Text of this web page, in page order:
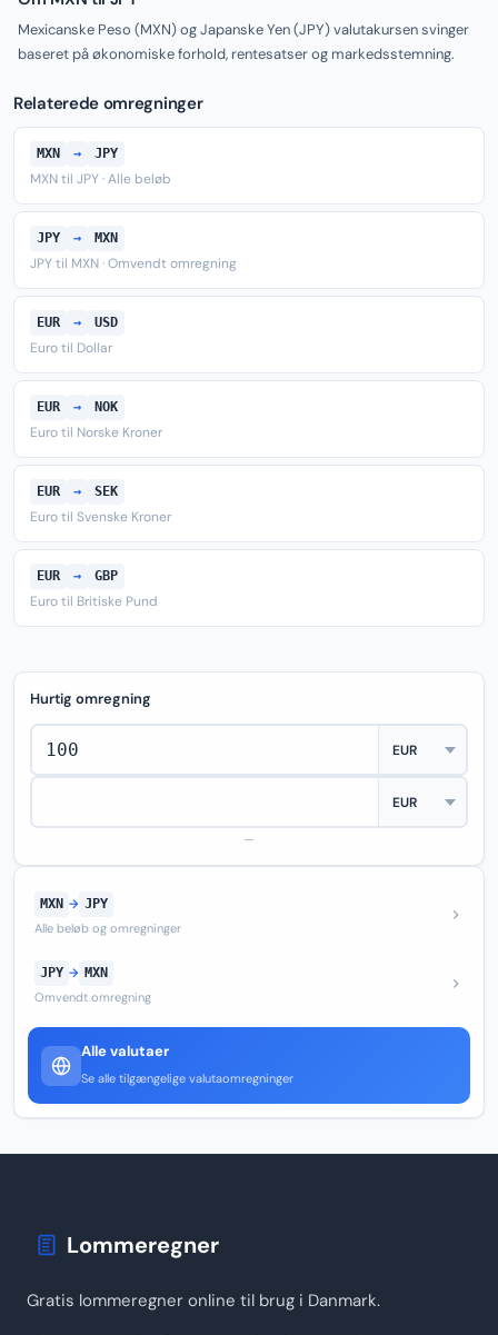
Mexicanske Peso (MXN) og Japanske Yen (JPY) valutakursen svinger
baseret på økonomiske forhold, rentesatser og markedsstemning.
Relaterede omregninger
MXN → JPY
MXN til JPY · Alle beløb
JPY → MXN
JPY til MXN · Omvendt omregning
EUR → USD
Euro til Dollar
EUR → NOK
Euro til Norske Kroner
EUR → SEK
Euro til Svenske Kroner
EUR → GBP
Euro til Britiske Pund
Hurtig omregning
—
MXN → JPY
Alle beløb og omregninger
JPY → MXN
Omvendt omregning
Alle valutaer
Se alle tilgængelige valutaomregninger
Lommeregner
Gratis lommeregner online til brug i Danmark.